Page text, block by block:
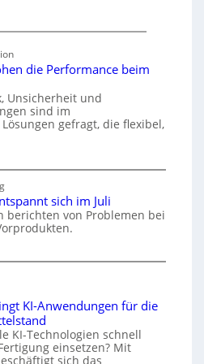
die Performance beim
Unsicherheit und
sind im
gefragt, die flexibel,
sich im Juli
berichten von Problemen bei
KI-Anwendungen für die
KI-Technologien schnell
einsetzen? Mit
sich das